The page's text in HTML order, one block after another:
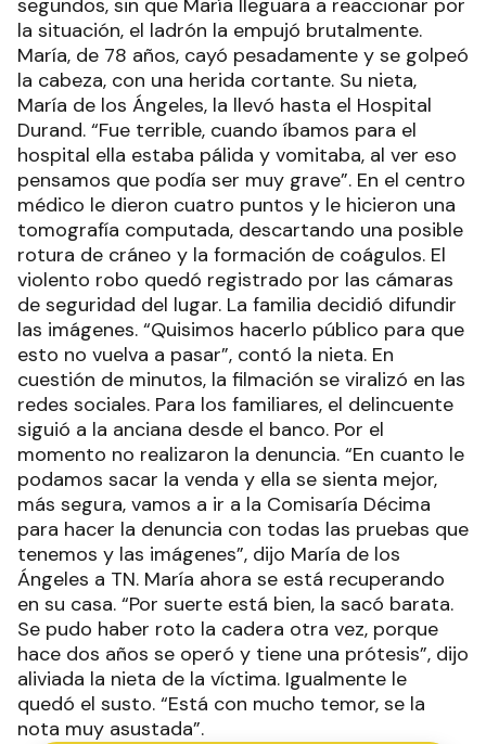
segundos, sin que María lleguara a reaccionar por
la situación, el ladrón la empujó brutalmente.
María, de 78 años, cayó pesadamente y se golpeó
la cabeza, con una herida cortante. Su nieta,
María de los Ángeles, la llevó hasta el Hospital
Durand. “Fue terrible, cuando íbamos para el
hospital ella estaba pálida y vomitaba, al ver eso
pensamos que podía ser muy grave”. En el centro
médico le dieron cuatro puntos y le hicieron una
tomografía computada, descartando una posible
rotura de cráneo y la formación de coágulos. El
violento robo quedó registrado por las cámaras
de seguridad del lugar. La familia decidió difundir
las imágenes. “Quisimos hacerlo público para que
esto no vuelva a pasar”, contó la nieta. En
cuestión de minutos, la filmación se viralizó en las
redes sociales. Para los familiares, el delincuente
siguió a la anciana desde el banco. Por el
momento no realizaron la denuncia. “En cuanto le
podamos sacar la venda y ella se sienta mejor,
más segura, vamos a ir a la Comisaría Décima
para hacer la denuncia con todas las pruebas que
tenemos y las imágenes”, dijo María de los
Ángeles a TN. María ahora se está recuperando
en su casa. “Por suerte está bien, la sacó barata.
Se pudo haber roto la cadera otra vez, porque
hace dos años se operó y tiene una prótesis”, dijo
aliviada la nieta de la víctima. Igualmente le
quedó el susto. “Está con mucho temor, se la
nota muy asustada”.